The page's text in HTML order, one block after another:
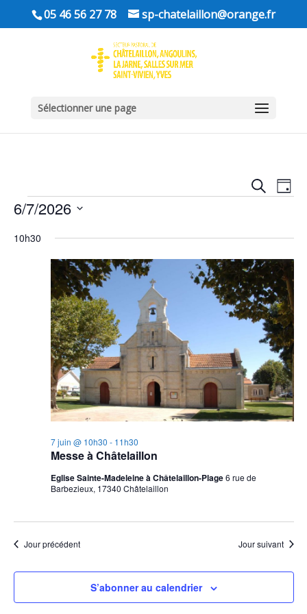
05 46 56 27 78 sp-chatelaillon@orange.fr
Sélectionner une page
et
de
vues
Recherche
de
Jour
Évènements
6/7/2026
une
10h30
Messe à Châtelaillon
7 juin @ 10h30 - 11h30
Eglise Sainte-Madeleine à Châtelaillon-Plage6 rue de
Barbezieux, 17340 Châtelaillon
Jour précédent Jour suivant
S’abonner au calendrier